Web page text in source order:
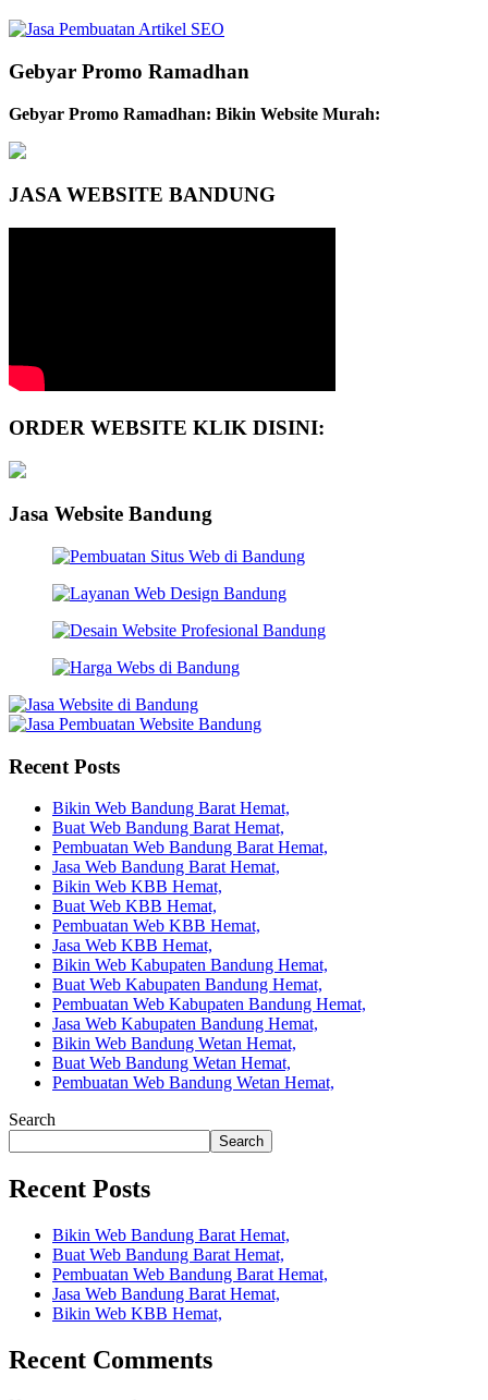
Gebyar Promo Ramadhan
Gebyar Promo Ramadhan: Bikin Website Murah:
JASA WEBSITE BANDUNG
ORDER WEBSITE KLIK DISINI:
Jasa Website Bandung
Recent Posts
Bikin Web Bandung Barat Hemat,
Buat Web Bandung Barat Hemat,
Pembuatan Web Bandung Barat Hemat,
Jasa Web Bandung Barat Hemat,
Bikin Web KBB Hemat,
Buat Web KBB Hemat,
Pembuatan Web KBB Hemat,
Jasa Web KBB Hemat,
Bikin Web Kabupaten Bandung Hemat,
Buat Web Kabupaten Bandung Hemat,
Pembuatan Web Kabupaten Bandung Hemat,
Jasa Web Kabupaten Bandung Hemat,
Bikin Web Bandung Wetan Hemat,
Buat Web Bandung Wetan Hemat,
Pembuatan Web Bandung Wetan Hemat,
Search
Search
Recent Posts
Bikin Web Bandung Barat Hemat,
Buat Web Bandung Barat Hemat,
Pembuatan Web Bandung Barat Hemat,
Jasa Web Bandung Barat Hemat,
Bikin Web KBB Hemat,
Recent Comments